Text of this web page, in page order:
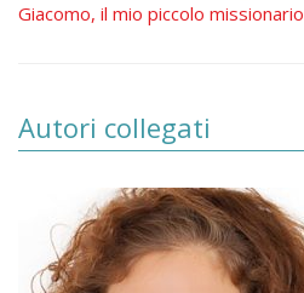
Giacomo, il mio piccolo missionario
Autori collegati